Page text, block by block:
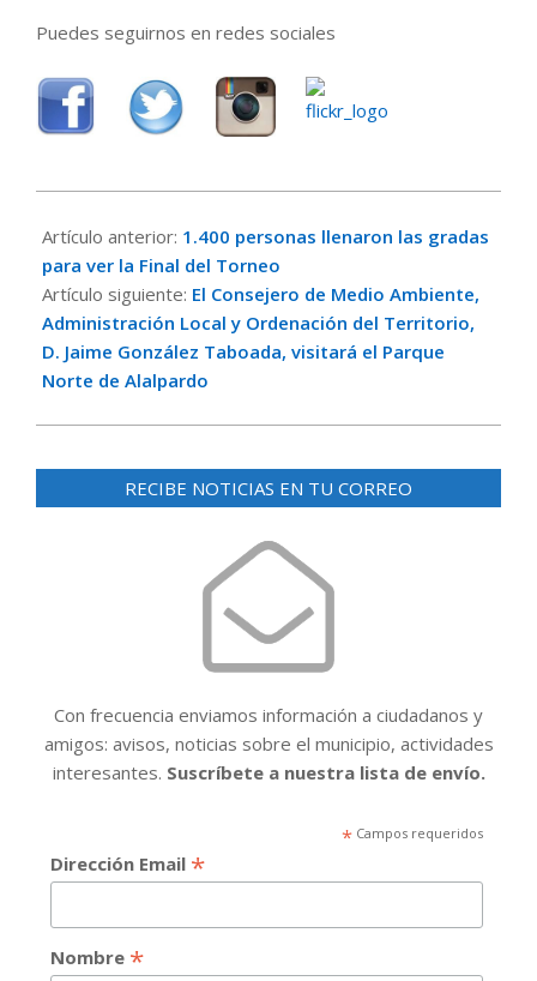
Puedes seguirnos en redes sociales
05-
03
Artículo anterior: 1.400 personas llenaron las gradas
para ver la Final del Torneo
Artículo siguiente: El Consejero de Medio Ambiente,
Administración Local y Ordenación del Territorio,
D. Jaime González Taboada, visitará el Parque
Norte de Alalpardo
RECIBE NOTICIAS EN TU CORREO
Con frecuencia enviamos información a ciudadanos y
amigos: avisos, noticias sobre el municipio, actividades
interesantes. Suscríbete a nuestra lista de envío.
*Campos requeridos
Dirección Email *
Nombre *